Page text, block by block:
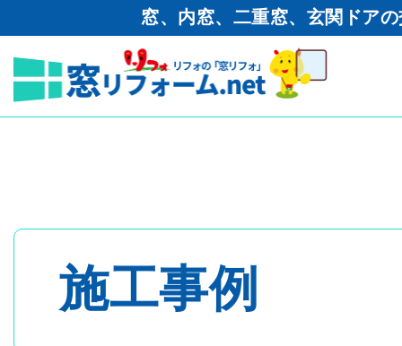
窓、内窓、二重窓、玄関ドア
- 内窓・二重窓
窓リフォーム.net>工事ブログ
ロント（店舗引戸）取り付け
施工事例